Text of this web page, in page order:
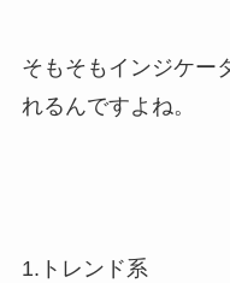
そもそもインジケー
れるんですよね。
1.トレンド系